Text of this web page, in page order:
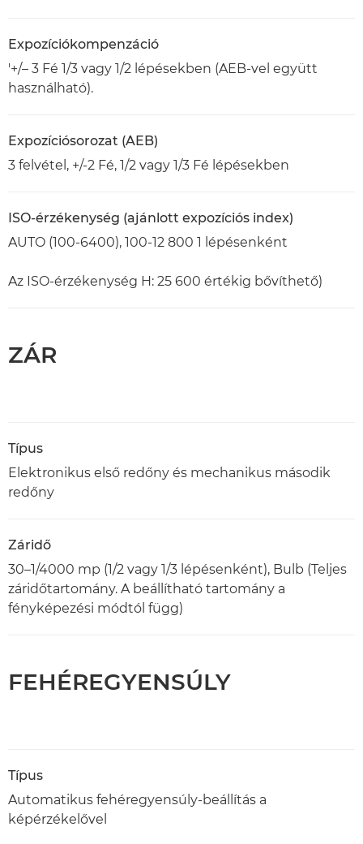
Expozíciókompenzáció
'+/– 3 Fé 1/3 vagy 1/2 lépésekben (AEB-vel együtt
használható).
Expozíciósorozat (AEB)
3 felvétel, +/-2 Fé, 1/2 vagy 1/3 Fé lépésekben
ISO-érzékenység (ajánlott expozíciós index)
AUTO (100-6400), 100-12 800 1 lépésenként
Az ISO-érzékenység H: 25 600 értékig bővíthető)
ZÁR
Típus
Elektronikus első redőny és mechanikus második
redőny
Záridő
30–1/4000 mp (1/2 vagy 1/3 lépésenként), Bulb (Teljes
záridőtartomány. A beállítható tartomány a
fényképezési módtól függ)
FEHÉREGYENSÚLY
Típus
Automatikus fehéregyensúly-beállítás a
képérzékelővel